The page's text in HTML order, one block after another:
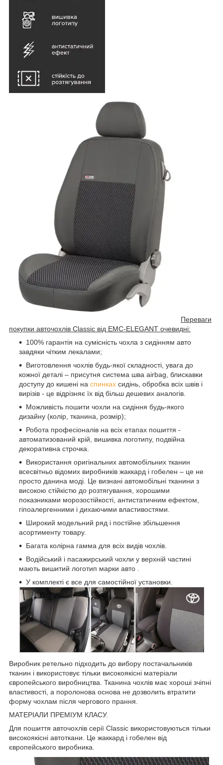
Переваги
покупки авточохлів Classic від EMC-ELEGANT очевидні:
100% гарантія на сумісність чохла з сидінням авто
завдяки чітким лекалами;
Виготовлення чохлів будь-якої складності, увага до
кожної деталі – присутня система шва airbag, блискавки
доступу до кишені на спинках сидінь, обробка всіх швів і
вирізів - це відрізняє їх від більш дешевих аналогів.
Можливість пошити чохли на сидіння будь-якого
дизайну (колір, тканина, розмір);
Робота професіоналів на всіх етапах пошиття -
автоматизований крій, вишивка логотипу, подвійна
декоративна строчка.
Використання оригінальних автомобільних тканин
всесвітньо відомих виробників жаккард і гобелен – це не
просто данина моді. Це визнані автомобільні тканини з
високою стійкістю до розтягування, хорошими
показниками морозостійкості, антистатичним ефектом,
гіпоалергенними і дихаючими властивостями.
Широкий модельний ряд і постійне збільшення
асортименту товару.
Багата колірна гамма для всіх видів чохлів.
Водійський і пасажирський чохли у верхній частині
мають вишитий логотип марки авто .
У комплекті є все для самостійної установки.
Виробник ретельно підходить до вибору постачальників
тканин і використовує тільки високоякісні матеріали
європейського виробництва. Тканина чохлів має хороші зчіпні
властивості, а поролонова основа не дозволить втратити
форму чохлам після чергового прання.
МАТЕРІАЛИ ПРЕМІУМ КЛАСУ.
Для пошиття авточохлів серії Classic використовуються тільки
високоякісні автоткани. Це жаккард і гобелен від
європейського виробника.